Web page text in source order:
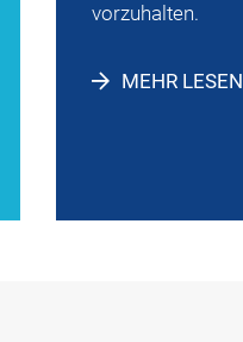
vorzuhalten.
MEHR LESEN